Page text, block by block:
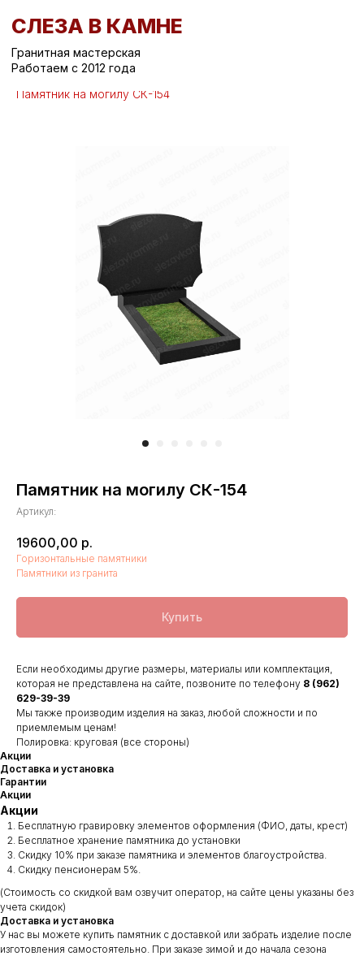
СЛЕЗА В КАМНЕ
Работаем с 2012 года
Вернуться назад /
Горизонтальные памятники на могилу
Памятник на могилу СК-154
Памятник на могилу СК-154
Артикул:
19600,00 р.
Горизонтальные памятники
Памятники из гранита
Купить
Если необходимы другие размеры, материалы или комплектация,
которая не представлена на сайте, позвоните по телефону 8 (962)
629-39-39
Мы также производим изделия на заказ, любой сложности и по
приемлемым ценам!
Полировка: круговая (все стороны)
Акции
Доставка и установка
Гарантии
Акции
Акции
Бесплатную гравировку элементов оформления (ФИО, даты, крест)
Бесплатное хранение памятника до установки
Скидку 10% при заказе памятника и элементов благоустройства.
Скидку пенсионерам 5%.
(Стоимость со скидкой вам озвучит оператор, на сайте цены указаны без
учета скидок)
Доставка и установка
У нас вы можете купить памятник с доставкой или забрать изделие после
изготовления самостоятельно. При заказе зимой и до начала сезона